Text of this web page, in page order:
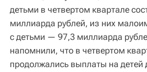
детьми в четвертом квартале
миллиарда рублей, из них
с детьми — 97,3 миллиарда
напомнили, что в четвертом
продолжались выплаты на детей